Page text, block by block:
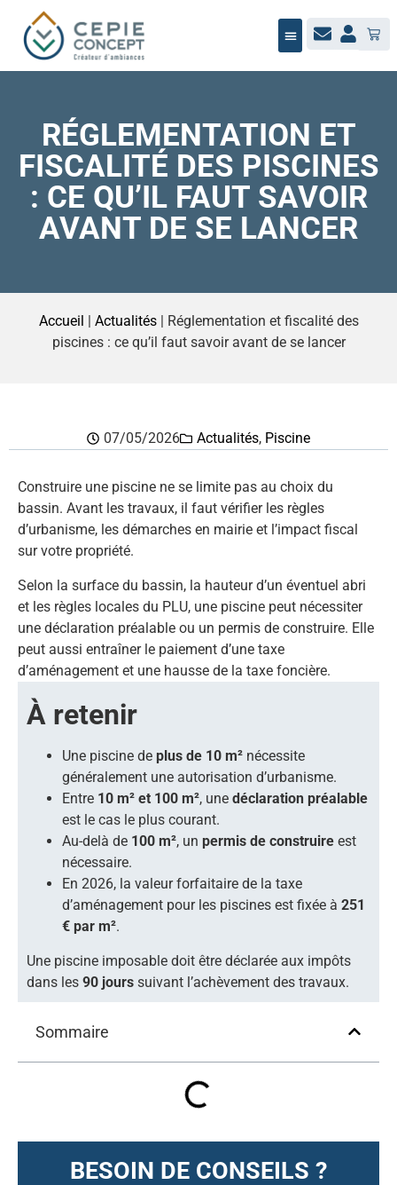
RÉGLEMENTATION ET
FISCALITÉ DES PISCINES
: CE QU’IL FAUT SAVOIR
AVANT DE SE LANCER
Accueil | Actualités| Réglementation et fiscalité des
piscines : ce qu’il faut savoir avant de se lancer
07/05/2026 Actualités, Piscine
Construire une piscine ne se limite pas au choix du
bassin. Avant les travaux, il faut vérifier les règles
d’urbanisme, les démarches en mairie et l’impact fiscal
sur votre propriété.
Selon la surface du bassin, la hauteur d’un éventuel abri
et les règles locales du PLU, une piscine peut nécessiter
une déclaration préalable ou un permis de construire. Elle
peut aussi entraîner le paiement d’une taxe
d’aménagement et une hausse de la taxe foncière.
À retenir
Une piscine de plus de 10 m² nécessite
généralement une autorisation d’urbanisme.
Entre 10 m² et 100 m², une déclaration préalable
est le cas le plus courant.
Au-delà de 100 m², un permis de construire est
nécessaire.
En 2026, la valeur forfaitaire de la taxe
d’aménagement pour les piscines est fixée à 251
€ par m².
Une piscine imposable doit être déclarée aux impôts
dans les 90 jours suivant l’achèvement des travaux.
Sommaire
BESOIN DE CONSEILS ?